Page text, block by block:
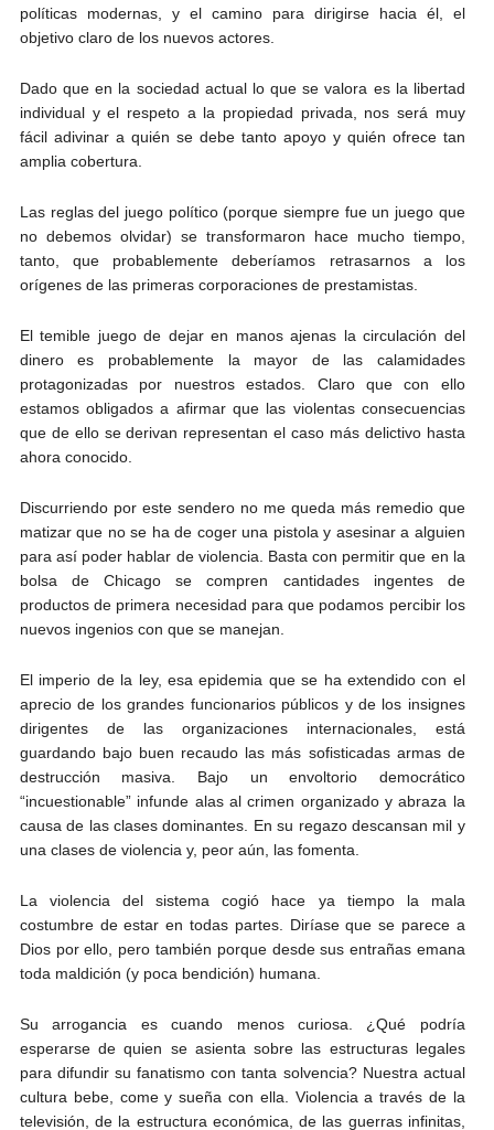
políticas modernas, y el camino para dirigirse hacia él, el
objetivo claro de los nuevos actores.
Dado que en la sociedad actual lo que se valora es la libertad
individual y el respeto a la propiedad privada, nos será muy
fácil adivinar a quién se debe tanto apoyo y quién ofrece tan
amplia cobertura.
Las reglas del juego político (porque siempre fue un juego que
no debemos olvidar) se transformaron hace mucho tiempo,
tanto, que probablemente deberíamos retrasarnos a los
orígenes de las primeras corporaciones de prestamistas.
El temible juego de dejar en manos ajenas la circulación del
dinero es probablemente la mayor de las calamidades
protagonizadas por nuestros estados. Claro que con ello
estamos obligados a afirmar que las violentas consecuencias
que de ello se derivan representan el caso más delictivo hasta
ahora conocido.
Discurriendo por este sendero no me queda más remedio que
matizar que no se ha de coger una pistola y asesinar a alguien
para así poder hablar de violencia. Basta con permitir que en la
bolsa de Chicago se compren cantidades ingentes de
productos de primera necesidad para que podamos percibir los
nuevos ingenios con que se manejan.
El imperio de la ley, esa epidemia que se ha extendido con el
aprecio de los grandes funcionarios públicos y de los insignes
dirigentes de las organizaciones internacionales, está
guardando bajo buen recaudo las más sofisticadas armas de
destrucción masiva. Bajo un envoltorio democrático
“incuestionable” infunde alas al crimen organizado y abraza la
causa de las clases dominantes. En su regazo descansan mil y
una clases de violencia y, peor aún, las fomenta.
La violencia del sistema cogió hace ya tiempo la mala
costumbre de estar en todas partes. Diríase que se parece a
Dios por ello, pero también porque desde sus entrañas emana
toda maldición (y poca bendición) humana.
Su arrogancia es cuando menos curiosa. ¿Qué podría
esperarse de quien se asienta sobre las estructuras legales
para difundir su fanatismo con tanta solvencia? Nuestra actual
cultura bebe, come y sueña con ella. Violencia a través de la
televisión, de la estructura económica, de las guerras infinitas,